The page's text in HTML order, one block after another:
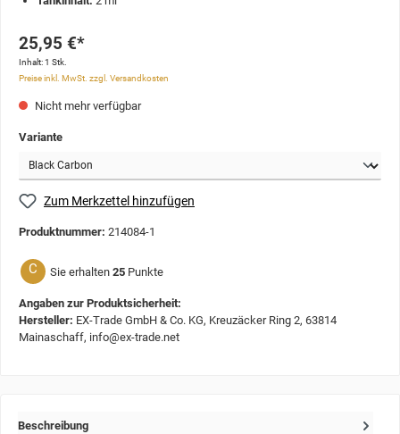
25,95 €*
Inhalt:1 Stk.
Preise inkl. MwSt. zzgl. Versandkosten
Nicht mehr verfügbar
Variante
Zum Merkzettel hinzufügen
Produktnummer: 214084-1
C Sie erhalten 25 Punkte
Angaben zur Produktsicherheit:
Hersteller: EX-Trade GmbH & Co. KG, Kreuzäcker Ring 2, 63814
Mainaschaff, info@ex-trade.net
Beschreibung